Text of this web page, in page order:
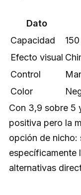
Dato
Capacidad
Efecto visual
Control
Color
Con 3,9 sobre 5
positiva pero la
opción de nicho:
específicamente
alternativas